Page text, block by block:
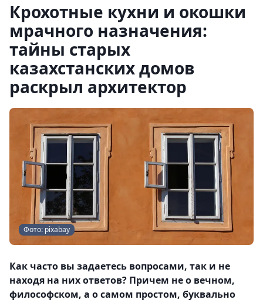
Крохотные кухни и окошки
мрачного назначения:
тайны старых
казахстанских домов
раскрыл архитектор
Фото: pixabay
Как часто вы задаетесь вопросами, так и не
находя на них ответов? Причем не о вечном,
философском, а о самом простом, буквально